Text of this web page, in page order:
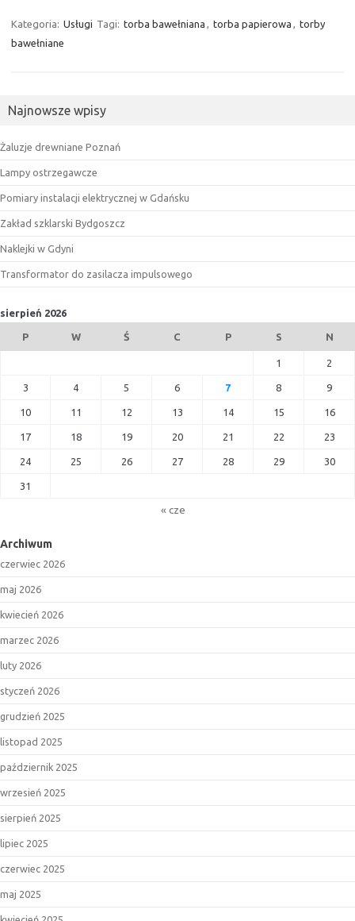
Kategoria: Usługi Tagi: torba bawełniana , torba papierowa , torby
bawełniane
Najnowsze wpisy
Żaluzje drewniane Poznań
Lampy ostrzegawcze
Pomiary instalacji elektrycznej w Gdańsku
Zakład szklarski Bydgoszcz
Naklejki w Gdyni
Transformator do zasilacza impulsowego
sierpień 2026
P W Ś C P S N
1 2
3 4 5 6 7 8 9
10 11 12 13 14 15 16
17 18 19 20 21 22 23
24 25 26 27 28 29 30
31
« cze
Archiwum
czerwiec 2026
maj 2026
kwiecień 2026
marzec 2026
luty 2026
styczeń 2026
grudzień 2025
listopad 2025
październik 2025
wrzesień 2025
sierpień 2025
lipiec 2025
czerwiec 2025
maj 2025